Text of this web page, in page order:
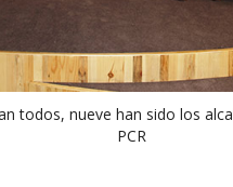
todos, nueve han sido los
PCR